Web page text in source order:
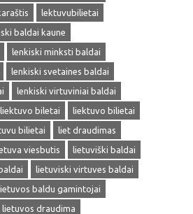
lektuvubilietai
baldai kaune
lenkiski minksti baldai
lenkiski svetaines baldai
lenkiski virtuviniai baldai
liektuvo biletai
liektuvo bilietai
bilietai
liet draudimas
viesbutis
lietuviški baldai
lietuviski virtuves baldai
lietuvos baldu gamintojai
lietuvos draudima